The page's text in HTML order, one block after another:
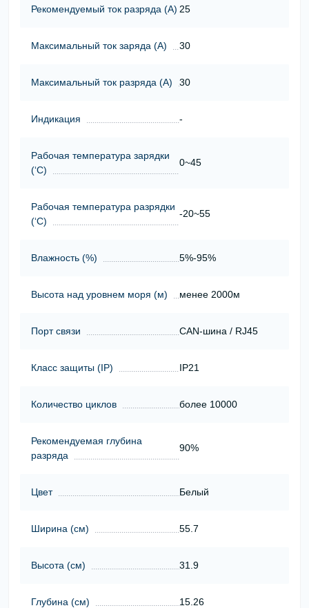
Рекомендуемый ток разряда (А) 25
Максимальный ток заряда (А) 30
Максимальный ток разряда (А) 30
Индикация -
Рабочая температура зарядки
(‘С)
0~45
Рабочая температура разрядки
(‘С)
-20~55
Влажность (%) 5%-95%
Высота над уровнем моря (м) менее 2000м
Порт связи CAN-шина / RJ45
Класс защиты (ІР) IP21
Количество циклов более 10000
Рекомендуемая глубина
разряда
90%
Цвет Белый
Ширина (см) 55.7
Высота (см) 31.9
Глубина (см) 15.26